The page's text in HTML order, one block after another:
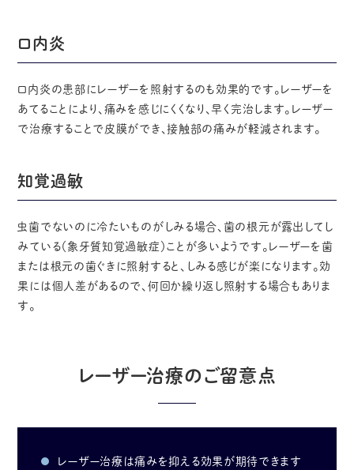
口内炎
口内炎の患部にレーザーを照射するのも効果的です。レーザーを
あてることにより、痛みを感じにくくなり、早く完治します。レーザー
で治療することで皮膜ができ、接触部の痛みが軽減されます。
知覚過敏
虫歯でないのに冷たいものがしみる場合、歯の根元が露出してし
みている（象牙質知覚過敏症）ことが多いようです。レーザーを歯
または根元の歯ぐきに照射すると、しみる感じが楽になります。効
果には個人差があるので、何回か繰り返し照射する場合もありま
す。
レーザー治療のご留意点
レーザー治療は痛みを抑える効果が期待できます